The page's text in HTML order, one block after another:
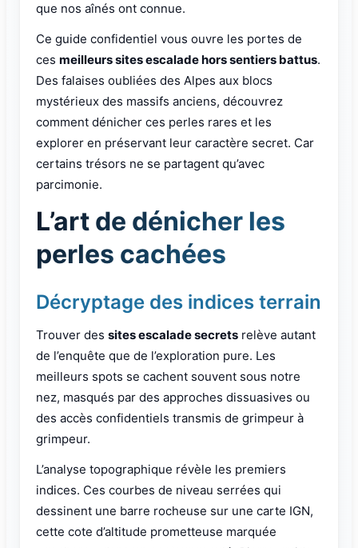
que nos aînés ont connue.
Ce guide confidentiel vous ouvre les portes de
ces meilleurs sites escalade hors sentiers battus.
Des falaises oubliées des Alpes aux blocs
mystérieux des massifs anciens, découvrez
comment dénicher ces perles rares et les
explorer en préservant leur caractère secret. Car
certains trésors ne se partagent qu’avec
parcimonie.
L’art de dénicher les
perles cachées
Décryptage des indices terrain
Trouver des sites escalade secrets relève autant
de l’enquête que de l’exploration pure. Les
meilleurs spots se cachent souvent sous notre
nez, masqués par des approches dissuasives ou
des accès confidentiels transmis de grimpeur à
grimpeur.
L’analyse topographique révèle les premiers
indices. Ces courbes de niveau serrées qui
dessinent une barre rocheuse sur une carte IGN,
cette cote d’altitude prometteuse marquée